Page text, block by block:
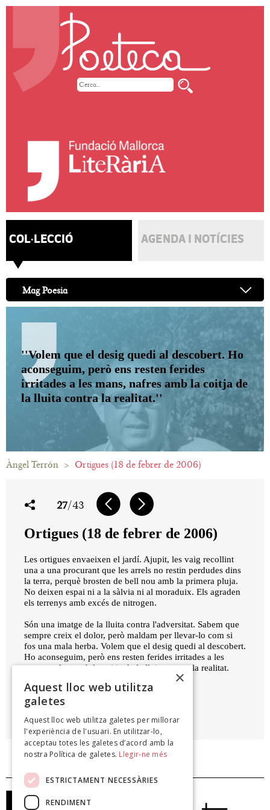
COL·LECCIÓ AGENDA I NOTÍCIES
Mag Poesia
''Volem que el desig quedi al descobert. Ho
aconseguim, però ens resten ferides
irritades a les mans, nafres amb la coitja de
la lluita contra la realitat.''
Àngel Terrón > Ortigues (18 de febrer de 2006)
27/43
Ortigues (18 de febrer de 2006)
Les ortigues envaeixen el jardí. Ajupit, les vaig recollint
una a una procurant que les arrels no restin perdudes dins
la terra, perquè brosten de bell nou amb la primera pluja.
No deixen espai ni a la sàlvia ni al moraduix. Els agraden
els terrenys amb excés de nitrogen.
Són una imatge de la lluita contra l'adversitat. Sabem que
sempre creix el dolor, però maldam per llevar-lo com si
fos una mala herba. Volem que el desig quedi al descobert.
Ho aconseguim, però ens resten ferides irritades a les
mans, nafres amb la coitja de la lluita contra la realitat.
À mon seul désir, 2007
×
Aquest lloc web utilitza
galetes
Aquest lloc web utilitza galetes per millorar
l'experiència de l'usuari. En utilitzar-lo,
acceptau totes les galetes d’acord amb la
nostra Política de galetes. Llegir-ne més
ESTRICTAMENT NECESSÀRIES
RENDIMENT